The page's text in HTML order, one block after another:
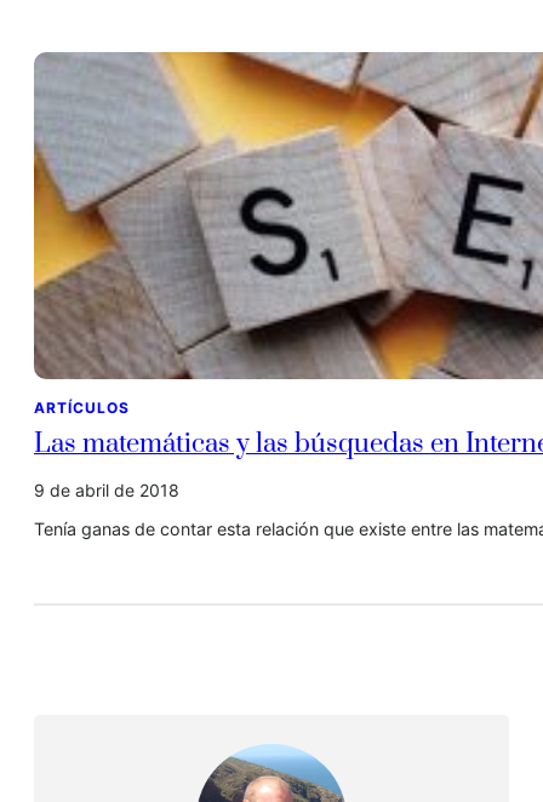
ARTÍCULOS
Las matemáticas y las búsquedas en
9 de abril de 2018
Tenía ganas de contar esta relación que existe entre las